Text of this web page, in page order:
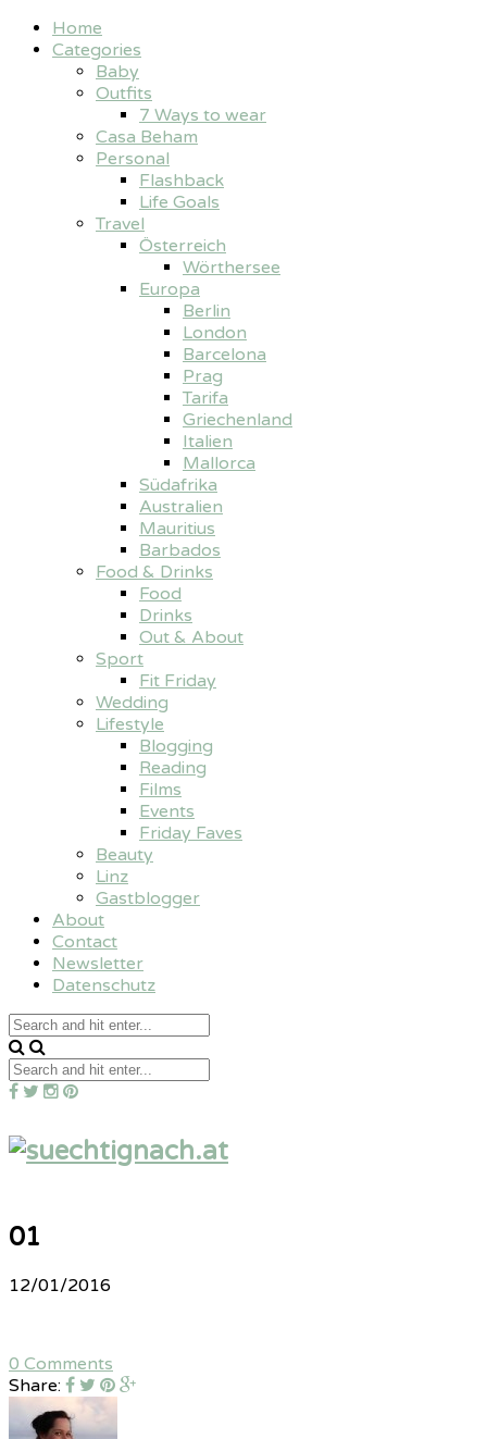
Home
Categories
Baby
Outfits
7 Ways to wear
Casa Beham
Personal
Flashback
Life Goals
Travel
Österreich
Wörthersee
Europa
Berlin
London
Barcelona
Prag
Tarifa
Griechenland
Italien
Mallorca
Südafrika
Australien
Mauritius
Barbados
Food & Drinks
Food
Drinks
Out & About
Sport
Fit Friday
Wedding
Lifestyle
Blogging
Reading
Films
Events
Friday Faves
Beauty
Linz
Gastblogger
About
Contact
Newsletter
Datenschutz
01
12/01/2016
0 Comments
Share: